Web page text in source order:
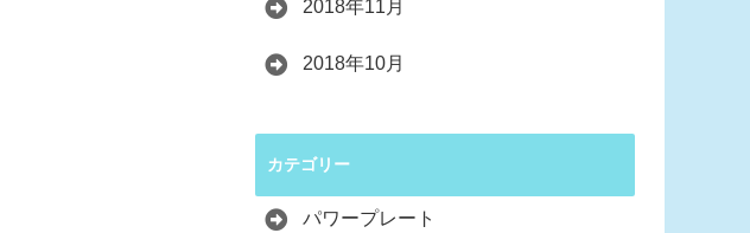
2018年11月
2018年10月
カテゴリー
パワープレート